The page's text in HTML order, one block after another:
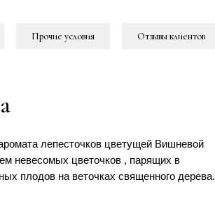
Прочие условия Отзывы клиентов
лепесточков цветущей Вишневой
невесомых цветочков , парящих в
плодов на веточках священного дерева.